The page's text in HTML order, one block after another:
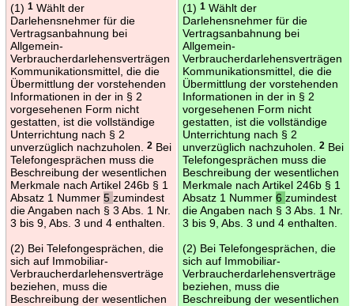
(1) 1Wählt der
Darlehensnehmer für die
Vertragsanbahnung bei
Allgemein-
Verbraucherdarlehensverträgen
Kommunikationsmittel, die die
Übermittlung der vorstehenden
Informationen in der in § 2
vorgesehenen Form nicht
gestatten, ist die vollständige
Unterrichtung nach § 2
unverzüglich nachzuholen.
2Bei
Telefongesprächen muss die
Beschreibung der wesentlichen
Merkmale nach Artikel 246b § 1
Absatz 1 Nummer 5 zumindest
die Angaben nach § 3 Abs. 1 Nr.
3 bis 9, Abs. 3 und 4 enthalten.
(2) Bei Telefongesprächen, die
sich auf Immobiliar-
Verbraucherdarlehensverträge
beziehen, muss die
Beschreibung der wesentlichen
(1) 1Wählt der
Darlehensnehmer für die
Vertragsanbahnung bei
Allgemein-
Verbraucherdarlehensverträgen
Kommunikationsmittel, die die
Übermittlung der vorstehenden
Informationen in der in § 2
vorgesehenen Form nicht
gestatten, ist die vollständige
Unterrichtung nach § 2
unverzüglich nachzuholen.
2Bei
Telefongesprächen muss die
Beschreibung der wesentlichen
Merkmale nach Artikel 246b § 1
Absatz 1 Nummer 6 zumindest
die Angaben nach § 3 Abs. 1 Nr.
3 bis 9, Abs. 3 und 4 enthalten.
(2) Bei Telefongesprächen, die
sich auf Immobiliar-
Verbraucherdarlehensverträge
beziehen, muss die
Beschreibung der wesentlichen